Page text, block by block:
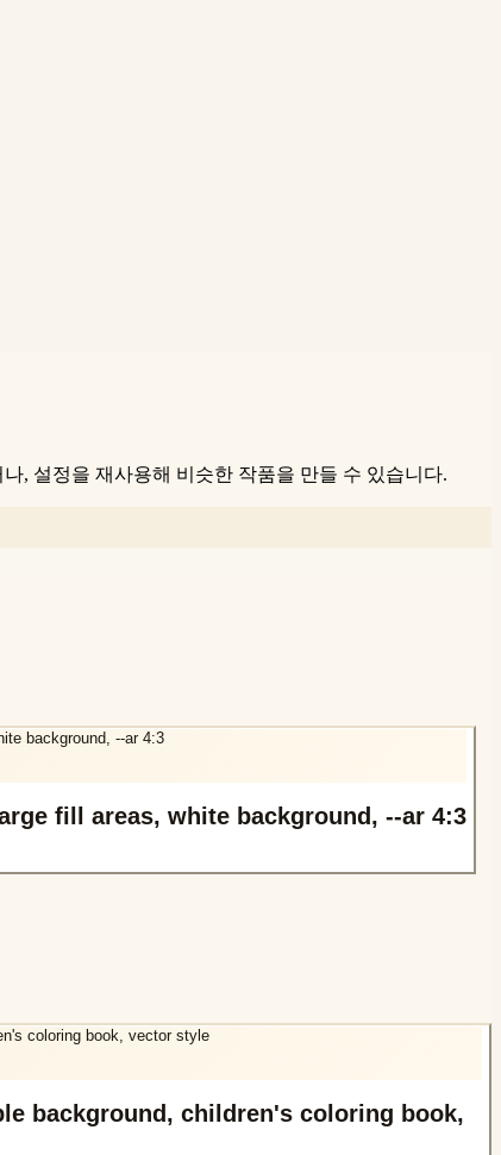
, 설정을 재사용해 비슷한 작품을 만들 수 있습니다.
fill areas, white background, --ar 4:3
background, children's coloring book,